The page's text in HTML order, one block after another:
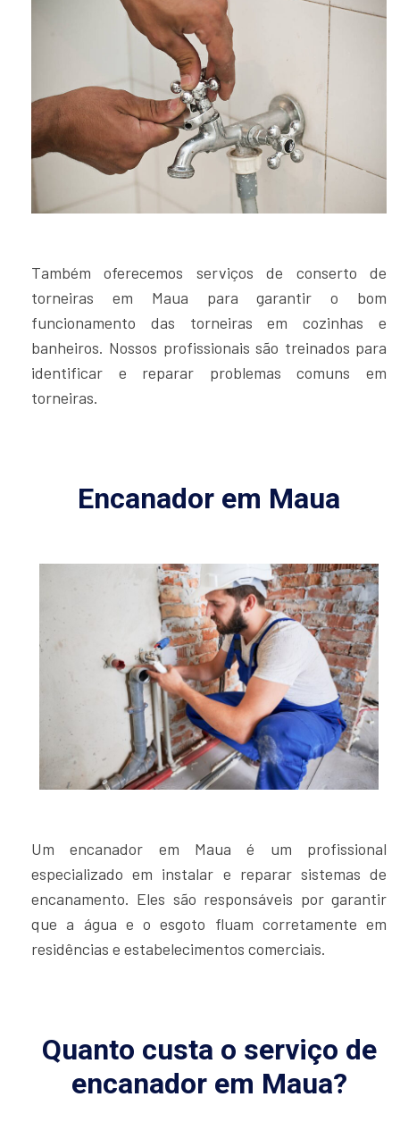
Também oferecemos serviços de conserto de
torneiras em Maua para garantir o bom
funcionamento das torneiras em cozinhas e
banheiros. Nossos profissionais são treinados para
identificar e reparar problemas comuns em
torneiras.
Encanador em Maua
Um encanador em Maua é um profissional
especializado em instalar e reparar sistemas de
encanamento. Eles são responsáveis por garantir
que a água e o esgoto fluam corretamente em
residências e estabelecimentos comerciais.
Quanto custa o serviço de
encanador em Maua?